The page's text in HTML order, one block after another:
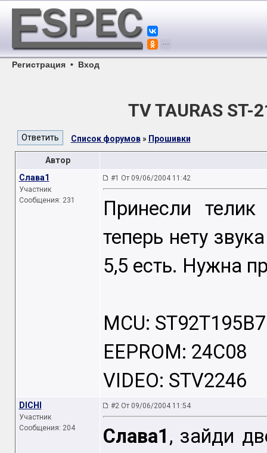
Регистрация • Вход
TV TAURAS
Список форумов» Прошивки
Автор
Слава1
Участник
Сообщения: 231
#1 От 09/06/2004 11:42
Принесли
теперь нету
5,5 есть. Нужна
MCU:
EEPROM: 24C08
VIDEO: STV2246
DICHI
Участник
Сообщения: 204
#2 От 09/06/2004 11:54
Слава1 , зайди